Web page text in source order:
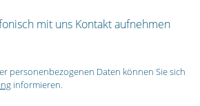
mit uns Kontakt aufnehmen
personenbezogenen Daten können Sie sich
informieren.